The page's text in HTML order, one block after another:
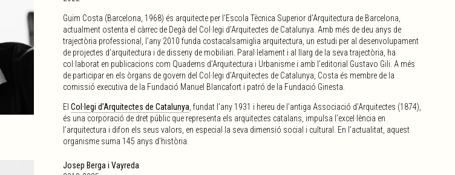
Guim Costa (Barcelona, 1968) és arquitecte per l’Escola Tècnica Superior d’Arquitectura de Barcelona,
actualment ostenta el càrrec de Degà del Col·legi d’Arquitectes de Catalunya. Amb més de deu anys de
trajectòria professional, l’any 2010 funda costacalsamiglia arquitectura, un estudi per al desenvolupament
de projectes d’arquitectura i de disseny de mobiliari. Paral·lelament i al llarg de la seva trajectòria, ha
col·laborat en publicacions com Quaderns d’Arquitectura i Urbanisme i amb l’editorial Gustavo Gili. A més
de participar en els òrgans de govern del Col·legi d’Arquitectes de Catalunya, Costa és membre de la
comissió executiva de la Fundació Manuel Blancafort i patró de la Fundació Ginesta.
El Col·legi d’Arquitectes de Catalunya , fundat l’any 1931 i hereu de l’antiga Associació d’Arquitectes (1874),
és una corporació de dret públic que representa els arquitectes catalans, impulsa l’excel·lència en
l’arquitectura i difon els seus valors, en especial la seva dimensió social i cultural. En l’actualitat, aquest
organisme suma 145 anys d’història.
Josep Berga i Vayreda